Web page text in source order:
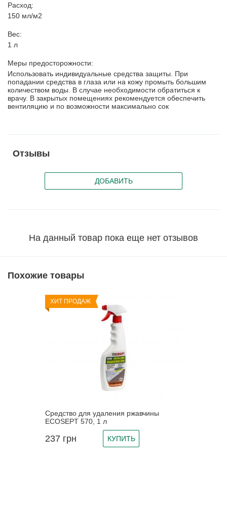
Расход:
150 мл/м2
Вес:
1 л
Меры предосторожности:
Использовать индивидуальные средства защиты. При
попадании средства в глаза или на кожу промыть большим
количеством воды. В случае необходимости обратиться к
врачу. В закрытых помещениях рекомендуется обеспечить
вентиляцию и по возможности максимально сок
Отзывы
ДОБАВИТЬ
На данный товар пока еще нет отзывов
Похожие товары
ХИТ ПРОДАЖ
Средство для удаления ржавчины
ECOSEPT 570, 1 л
237 грн КУПИТЬ